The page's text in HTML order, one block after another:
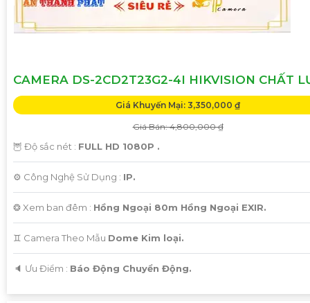
CAMERA DS-2CD2T23G2-4I HIKVISION CHẤT
Giá Khuyến Mại: 3,350,000 ₫
Giá Bán: 4,800,000 ₫
🦉 Độ sắc nét : FULL HD 1080P .
⚙ Công Nghệ Sử Dụng : IP.
❂ Xem ban đêm : Hồng Ngoại 80m Hồng Ngoại EXIR.
♊ Camera Theo Mẫu Dome Kim loại.
️🔈 Ưu Điểm : Báo Động Chuyển Động.